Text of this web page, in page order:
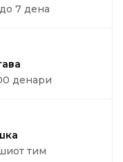
7 дена
денари
тим